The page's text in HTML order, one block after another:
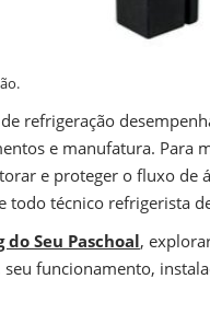
refrigeração
e manufatura. Para
e proteger o fluxo de
todo técnico refrigerista
do Seu Paschoal,
seu funcionamento,